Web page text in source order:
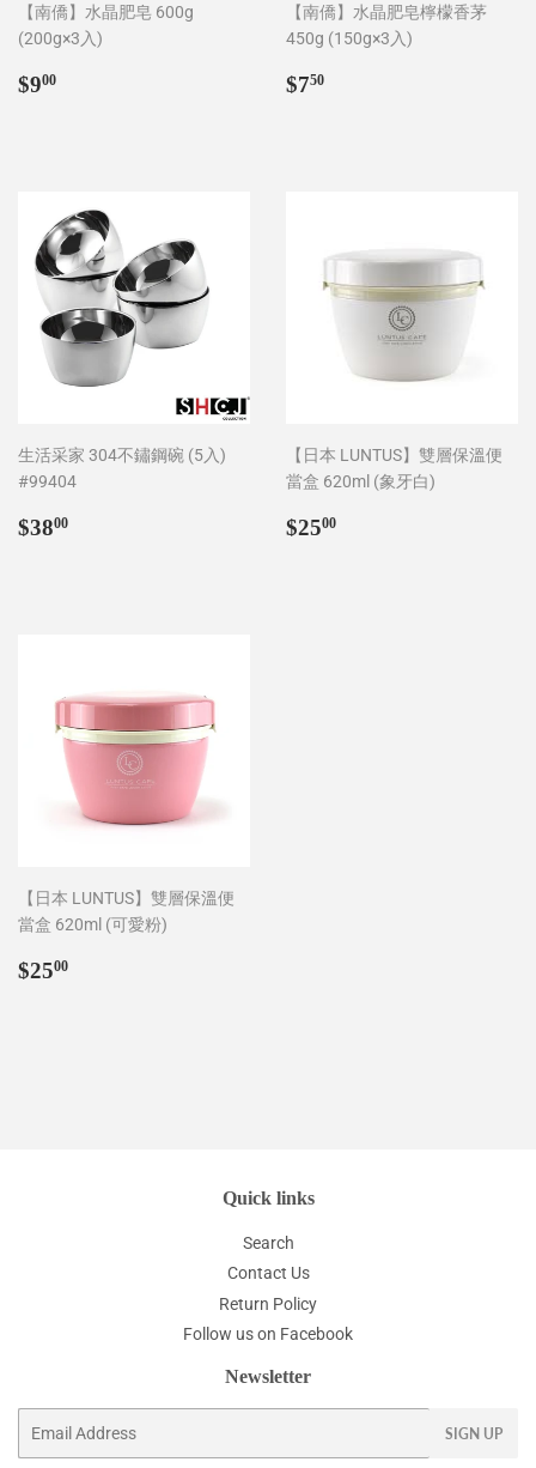
【南僑】水晶肥皂 600g
(200g×3入)
Regular
$900
【南僑】水晶肥皂檸檬香茅
450g (150g×3入)
Regular
$750
生活采家 304不鏽鋼碗 (5入)
#99404
Regular
$3800
【日本 LUNTUS】雙層保溫便
當盒 620ml (象牙白)
Regular
$2500
【日本 LUNTUS】雙層保溫便
當盒 620ml (可愛粉)
Regular
$2500
Quick links
Search
Contact Us
Return Policy
Follow us on Facebook
Newsletter
SIGN UP